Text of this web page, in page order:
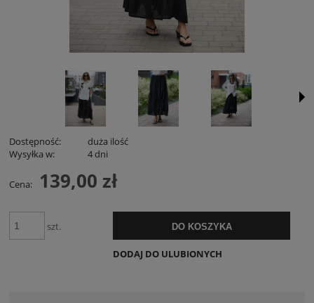
Dostępność:
duża ilość
Wysyłka w:
4 dni
Cena: 139,00 zł
szt. DO KOSZYKA
DODAJ DO ULUBIONYCH